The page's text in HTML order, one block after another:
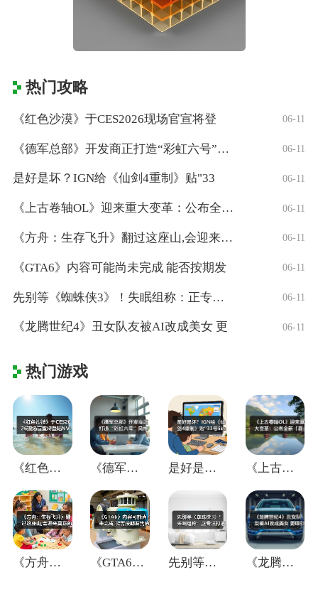
热门攻略
《红色沙漠》于CES2026现场官宣将登 06-11
《德军总部》开发商正打造“彩虹六号”风格 06-11
是好是坏？IGN给《仙剑4重制》贴"33 06-11
《上古卷轴OL》迎来重大变革：公布全新「 06-11
《方舟：生存飞升》翻过这座山,会迎来真正 06-11
《GTA6》内容可能尚未完成 能否按期发 06-11
先别等《蜘蛛侠3》！失眠组称：正专注打造 06-11
《龙腾世纪4》丑女队友被AI改成美女 更 06-11
热门游戏
《红色沙漠》于CES2026现场官宣将登 《德军总部》开发商正打造“彩虹六号”风格 是好是坏？IGN给《仙剑4重制》贴"33 《上古卷轴OL》迎来重大变革：公布全新「
《方舟：生存飞升》翻过这座山,会迎来真正 《GTA6》内容可能尚未完成 能否按期发 先别等《蜘蛛侠3》！失眠组称：正专注打造 《龙腾世纪4》丑女队友被AI改成美女 更